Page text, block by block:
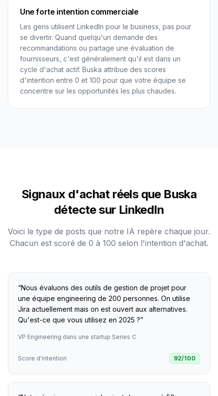
Une forte intention commerciale
Les gens utilisent LinkedIn pour le business, pas pour
se divertir. Quand quelqu'un demande des
recommandations ou partage une évaluation de
fournisseurs, c'est généralement qu'il est dans un
cycle d'achat actif. Buska attribue des scores
d'intention entre 0 et 100 pour que votre équipe se
concentre sur les opportunités les plus chaudes.
Signaux d'achat réels que Buska
détecte sur LinkedIn
Voici le type de posts que notre IA repère chaque jour.
Chacun est scoré de 0 à 100 selon l'intention d'achat.
“Nous évaluons des outils de gestion de projet pour
une équipe engineering de 200 personnes. On utilise
Jira actuellement mais on est ouvert aux alternatives.
Qu'est-ce que vous utilisez en 2025 ?”
VP Engineering dans une startup Series C
Score d'intention 92/100